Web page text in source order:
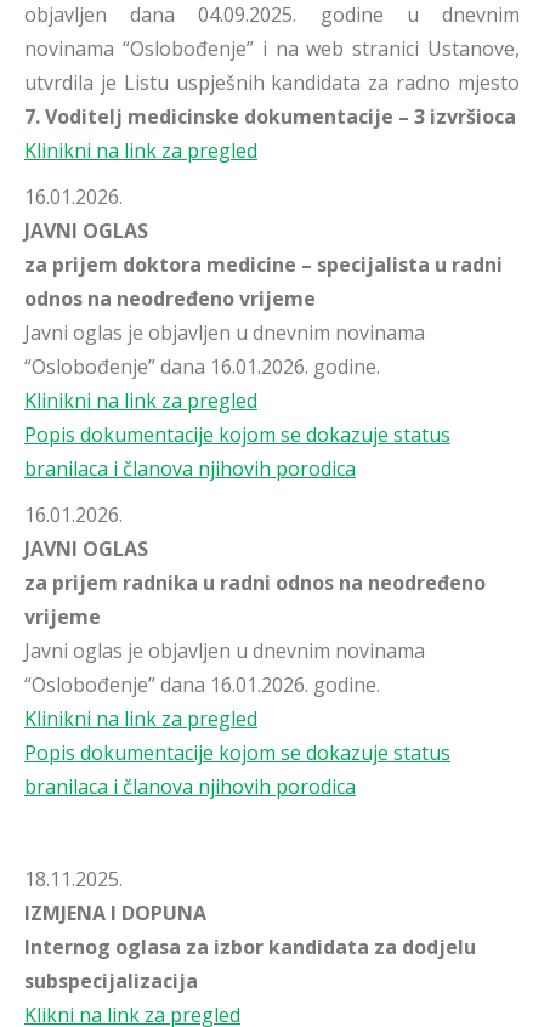
objavljen dana 04.09.2025. godine u dnevnim
novinama “Oslobođenje” i na web stranici Ustanove,
utvrdila je Listu uspješnih kandidata za radno mjesto
7. Voditelj medicinske dokumentacije – 3 izvršioca
Klinikni na link za pregled
16.01.2026.
JAVNI OGLAS
za prijem doktora medicine – specijalista u radni
odnos na neodređeno vrijeme
Javni oglas je objavljen u dnevnim novinama
“Oslobođenje” dana 16.01.2026. godine.
Klinikni na link za pregled
Popis dokumentacije kojom se dokazuje status
branilaca i članova njihovih porodica
16.01.2026.
JAVNI OGLAS
za prijem radnika u radni odnos na neodređeno
vrijeme
Javni oglas je objavljen u dnevnim novinama
“Oslobođenje” dana 16.01.2026. godine.
Klinikni na link za pregled
Popis dokumentacije kojom se dokazuje status
branilaca i članova njihovih porodica
18.11.2025.
IZMJENA I DOPUNA
Internog oglasa za izbor kandidata za dodjelu
subspecijalizacija
Klikni na link za pregled